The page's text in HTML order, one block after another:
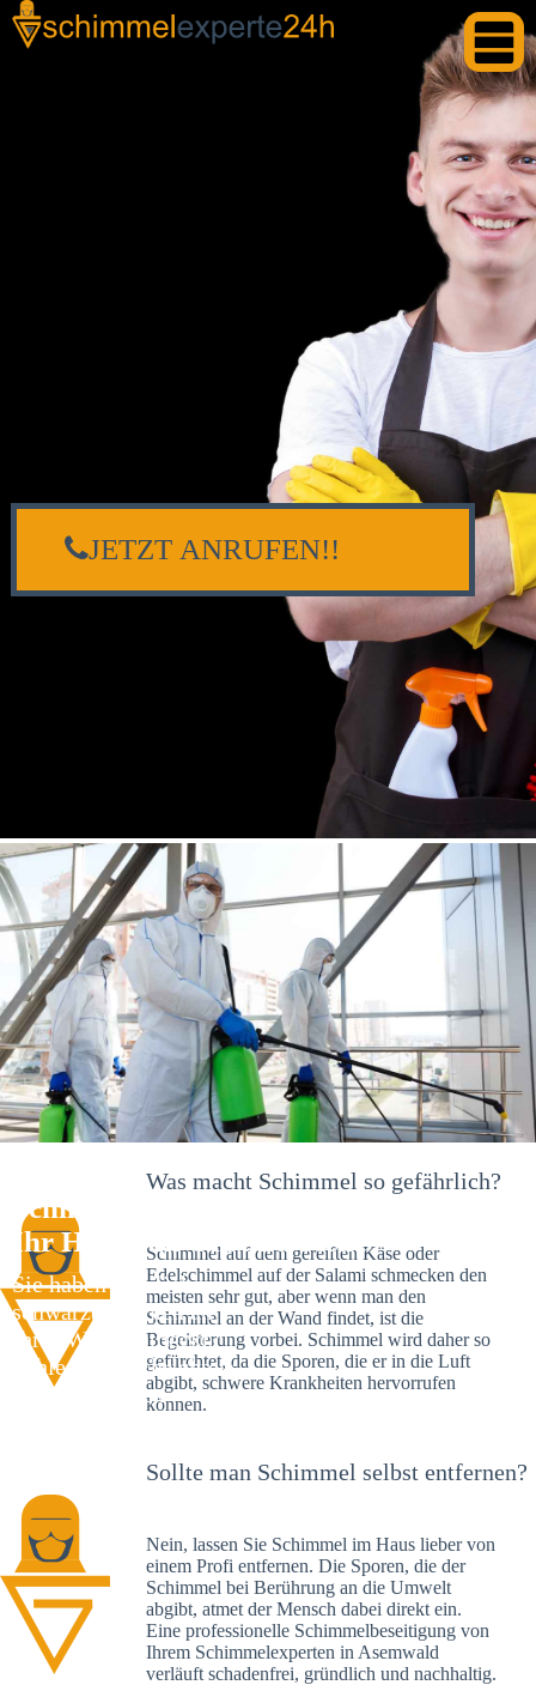
Schimmelexperte in Asemwald –
Ihr Helfer an Ort und Stelle
Sie haben kürzlich
schwarze Flecken an
Ihrer Wand entdeckt?
Schlechte Nachrichten:
Sie haben einen
JETZT ANRUFEN!!
Was macht Schimmel so gefährlich?
Schimmel auf dem gereiften Käse oder
Edelschimmel auf der Salami schmecken den
meisten sehr gut, aber wenn man den
Schimmel an der Wand findet, ist die
Begeisterung vorbei. Schimmel wird daher so
gefürchtet, da die Sporen, die er in die Luft
abgibt, schwere Krankheiten hervorrufen
können.
Sollte man Schimmel selbst entfernen?
Nein, lassen Sie Schimmel im Haus lieber von
einem Profi entfernen. Die Sporen, die der
Schimmel bei Berührung an die Umwelt
abgibt, atmet der Mensch dabei direkt ein.
Eine professionelle Schimmelbeseitigung von
Ihrem Schimmelexperten in Asemwald
verläuft schadenfrei, gründlich und nachhaltig.